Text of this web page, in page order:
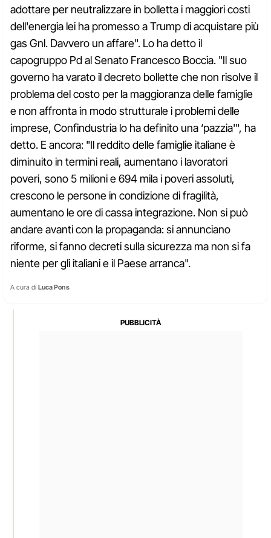
adottare per neutralizzare in bolletta i maggiori costi
dell'energia lei ha promesso a Trump di acquistare più
gas Gnl. Davvero un affare". Lo ha detto il
capogruppo Pd al Senato Francesco Boccia. "Il suo
governo ha varato il decreto bollette che non risolve il
problema del costo per la maggioranza delle famiglie
e non affronta in modo strutturale i problemi delle
imprese, Confindustria lo ha definito una ‘pazzia'", ha
detto. E ancora: "Il reddito delle famiglie italiane è
diminuito in termini reali, aumentano i lavoratori
poveri, sono 5 milioni e 694 mila i poveri assoluti,
crescono le persone in condizione di fragilità,
aumentano le ore di cassa integrazione. Non si può
andare avanti con la propaganda: si annunciano
riforme, si fanno decreti sulla sicurezza ma non si fa
niente per gli italiani e il Paese arranca".
A cura di Luca Pons